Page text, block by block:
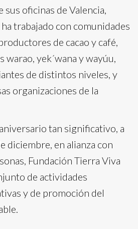
sus oficinas de Valencia,
trabajado con comunidades
de cacao y café,
warao, yek´wana y wayúu,
de distintos niveles, y
organizaciones de la
tan significativo, a
diciembre, en alianza con
Fundación Tierra Viva
de actividades
y de promoción del